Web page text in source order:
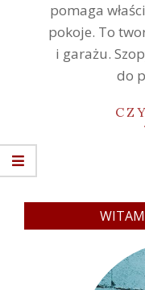
pomaga
pokoje. To
i garażu.
do